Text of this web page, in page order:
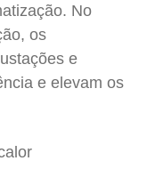
No
os
e
e elevam os